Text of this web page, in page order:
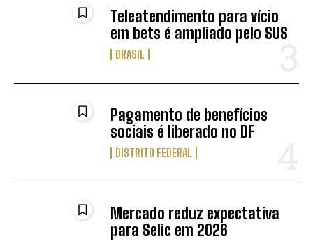
Teleatendimento para vício
em bets é ampliado pelo SUS
BRASIL
Pagamento de benefícios
sociais é liberado no DF
DISTRITO FEDERAL
Mercado reduz expectativa
para Selic em 2026